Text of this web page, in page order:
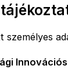
személyes